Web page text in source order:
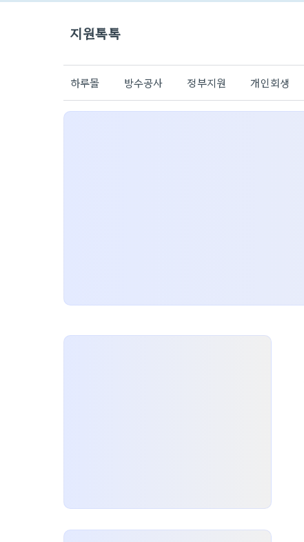
지원톡톡
하루몰 방수공사 정부지원 개인회생